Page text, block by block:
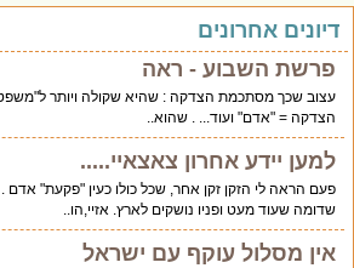
אחרונים
פרשת השבוע - ראה
עצוב שכך מסתכמת הצדקה : שהיא שקולה ויותר
הצדקה = "אדם" ועוד... . שהוא..
למען יידע אחרון צאצאיי.....
פעם הראה לי הזקן זקן אחר, שכל כולו כעין "פקעת" אדם .
שדומה שעוד מעט ופניו נושקים לארץ. אזיי,הו..
אין מסלול עוקף עם ישראל